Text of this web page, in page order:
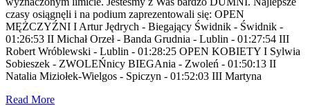
czasy osiągnęli i na podium zaprezentowali się: OPEN
MĘŻCZYŹNI I Artur Jędrych - Biegający Świdnik - Świdnik -
01:26:53 II Michał Orzeł - Banda Grudnia - Lublin - 01:27:54 III
Robert Wróblewski - Lublin - 01:28:25 OPEN KOBIETY I Sylwia
Sobieszek - ZWOLEŃnicy BIEGAnia - Zwoleń - 01:50:13 II
Natalia Miziołek-Wielgos - Spiczyn - 01:52:03 III Martyna
Read More